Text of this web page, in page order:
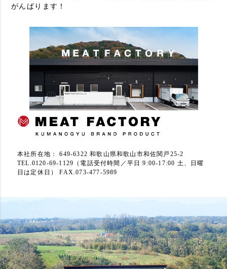
がんばります！
本社所在地： 649-6322 和歌山県和歌山市和佐関戸25-2
TEL.0120-69-1129（電話受付時間／平日 9:00-17:00 土、日曜
日は定休日） FAX.073-477-5989